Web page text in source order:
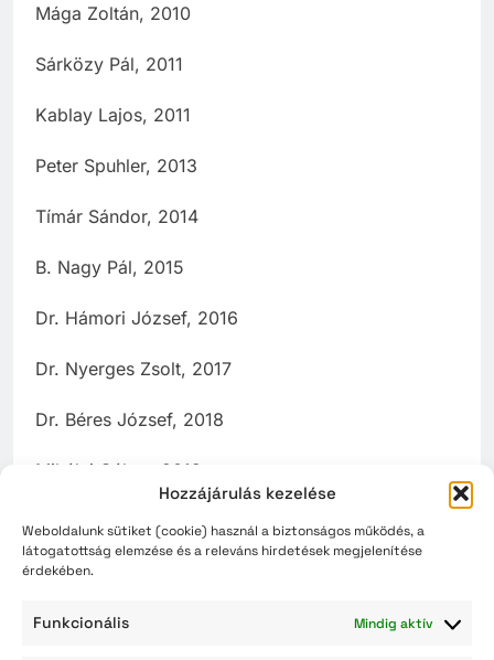
Hozzájárulás kezelése
Weboldalunk sütiket (cookie) használ a biztonságos működés, a
látogatottság elemzése és a releváns hirdetések megjelenítése
érdekében.
Funkcionális Mindig aktív
Mága Zoltán, 2010
Sárközy Pál, 2011
Kablay Lajos, 2011
Peter Spuhler, 2013
Tímár Sándor, 2014
B. Nagy Pál, 2015
Dr. Hámori József, 2016
Dr. Nyerges Zsolt, 2017
Dr. Béres József, 2018
Mihályi Gábor, 2019
Diószegi László, 2019
Kovács Mihály, 2020
Dr. Hoffmann Imre posztumusz, 2021